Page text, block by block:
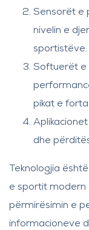
Sensorët e
nivelin e
sportistëve.
Softuerët e
pikat e
dhe
Teknologjia
e sportit modern
përmirësimin e
informacioneve